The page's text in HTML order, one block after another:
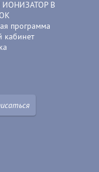
В
программа
кабинет